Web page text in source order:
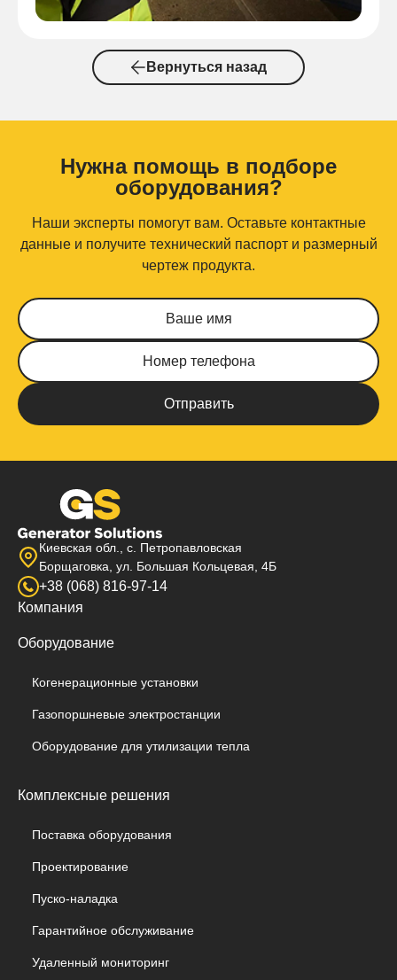
Вернуться назад
Нужна помощь в подборе
оборудования?
Наши эксперты помогут вам. Оставьте контактные
данные и получите технический паспорт и размерный
чертеж продукта.
Киевская обл., с. Петропавловская
Борщаговка, ул. Большая Кольцевая, 4Б
+38 (068) 816-97-14
Компания
Оборудование
Когенерационные установки
Газопоршневые электростанции
Оборудование для утилизации тепла
Комплексные решения
Поставка оборудования
Проектирование
Пуско-наладка
Гарантийное обслуживание
Удаленный мониторинг